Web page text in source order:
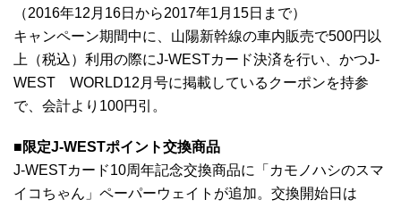
（2016年12月16日から2017年1月15日まで）
キャンペーン期間中に、山陽新幹線の車内販売で500円以
上（税込）利用の際にJ-WESTカード決済を行い、かつJ-
WEST WORLD12月号に掲載しているクーポンを持参
で、会計より100円引。
■限定J-WESTポイント交換商品
J-WESTカード10周年記念交換商品に「カモノハシのスマ
イコちゃん」ペーパーウェイトが追加。交換開始日は